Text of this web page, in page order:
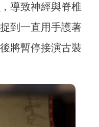
，導致神經與脊椎
到一直用手護著
將暫停接演古裝